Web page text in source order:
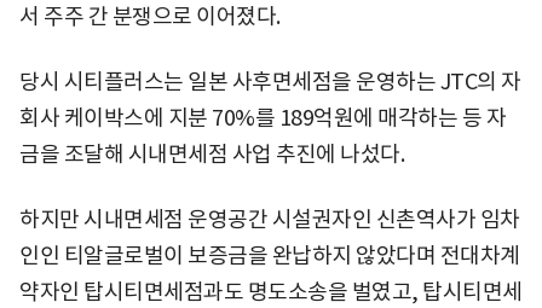
서 주주 간 분쟁으로 이어졌다.
당시 시티플러스는 일본 사후면세점을 운영하는 JTC의 자
회사 케이박스에 지분 70%를 189억원에 매각하는 등 자
금을 조달해 시내면세점 사업 추진에 나섰다.
하지만 시내면세점 운영공간 시설권자인 신촌역사가 임차
인인 티알글로벌이 보증금을 완납하지 않았다며 전대차계
약자인 탑시티면세점과도 명도소송을 벌였고, 탑시티면세